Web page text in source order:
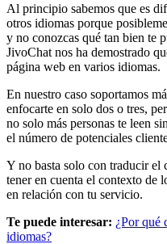
Al principio sabemos que es
otros idiomas porque
y no conozcas qué tan bien te
JivoChat nos ha demostrado
página web en varios idiomas.
En nuestro caso soportamos
enfocarte en solo dos o tres,
no solo más personas te leen
el número de potenciales
Y no basta solo con traducir el
tener en cuenta el contexto de
en relación con tu servicio.
Te puede interesar: ¿Por qué
idiomas?